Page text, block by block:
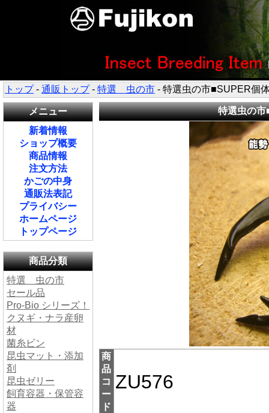
トップ- 通販トップ- 特選 虫の市 - 特選虫の市■SUPER個
メニュー
新着情報
ショップ概要
商品情報
注文方法
かごの中身
通販法表記
プライバシー
ホームページ
トップページ
商品分類
特選 虫の市
セール品
Pro-Bio シリーズ！
クヌギ・ナラ産卵
材
菌糸ビン
昆虫マット・添加
剤
昆虫ゼリー
飼育容器・保管容
器
特選虫の
商
品
コ
ー
ド
ZU576